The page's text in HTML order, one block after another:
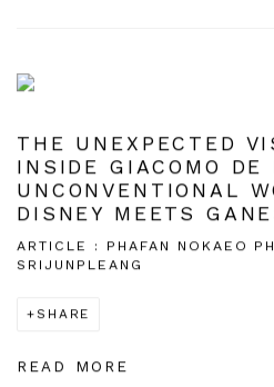
THE UNEXPECTED
INSIDE GIACOMO DE
UNCONVENTIONAL
DISNEY MEETS
ARTICLE : PHAFAN NOKAEO
SRIJUNPLEANG
SHARE
READ MORE